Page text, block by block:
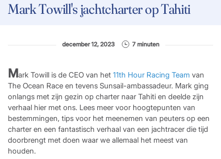
Mark Towill's jachtcharter op Tahiti
december 12, 2023 7 minuten
Mark Towill is de CEO van het 11th Hour Racing Team van
The Ocean Race en tevens Sunsail-ambassadeur. Mark ging
onlangs met zijn gezin op charter naar Tahiti en deelde zijn
verhaal hier met ons. Lees meer voor hoogtepunten van
bestemmingen, tips voor het meenemen van peuters op een
charter en een fantastisch verhaal van een jachtracer die tijd
doorbrengt met doen waar we allemaal het meest van
houden.